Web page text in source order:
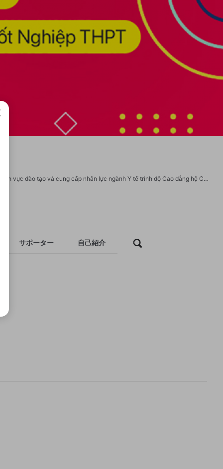
Trường Cao đẳng Y Dược Pasteur được đánh giá là trường uy tín hàng đầu trong lĩnh vực đào tạo và cung cấp nhân lực ngành Y tế trình độ Cao đẳng hệ Chính quy các ngành Y Dược. Xét Tuyên sinh các ngành: Cao đẳng Dược, Điều dưỡng, Hộ Sinh, Kỹ thuật Xét nghiệm Y học, Kỹ thuật Vật lý trị liệu – Phục hồi chức năng,Cao đẳng Y học cổ truyền, Cao Đẳng Y sĩ đa khoa. Địa chỉ: Số 913/3 Quốc Lộ 1A, Phường An Lạc, TP Hồ Chí Minh Số 37/3 Ngô Tất Tố, Phường Thạnh Mỹ Tây, TP Hồ Chí Minh Số 212 Hoàng Quốc Việt, Quận Cầu Giấy, TP. Hà Nội Phòng 506 tầng 5, Nhà N2 – Số 49 Thái Thịnh, Quận Đống Đa, TP Hà Nội Hotline: 0869 156 156 Website: https://caodangyduocpasteur.com.vn/ Youtube: https://www.youtube.com/@caodangyduocpasteurcom X/Twitter: https://x.com/CaoDuoc77116 Pinterest: https://www.pinterest.com/caodangyduocpasteurcom/ Twitch: https://www.twitch.tv/caodangyduocpasteur/ Github: https://github.com/caodangyduocpasteurcom https://www.tumblr.com/caodangyduocpasteurco Email: cdydpasteur156@gmail.com
サポーター 自己紹介